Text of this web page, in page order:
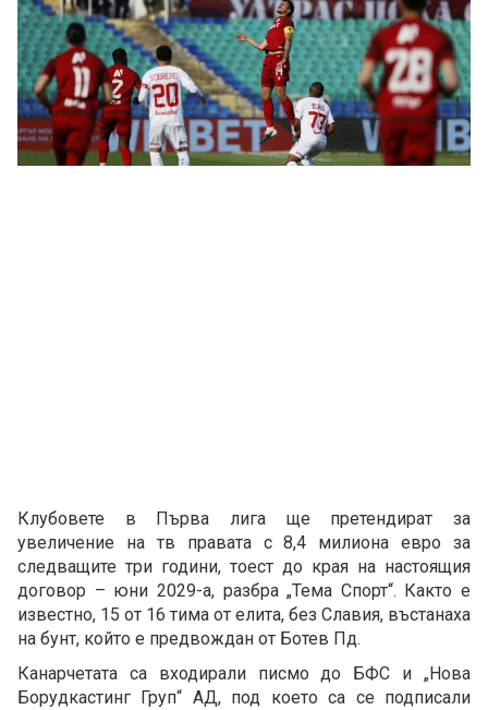
Клубовете в Първа лига ще претендират за
увеличение на тв правата с 8,4 милиона евро за
следващите три години, тоест до края на настоящия
договор – юни 2029-а, разбра „Тема Спорт“. Както е
известно, 15 от 16 тима от елита, без Славия, въстанаха
на бунт, който е предвождан от Ботев Пд.
Канарчетата са входирали писмо до БФС и „Нова
Борудкастинг Груп“ АД, под което са се подписали